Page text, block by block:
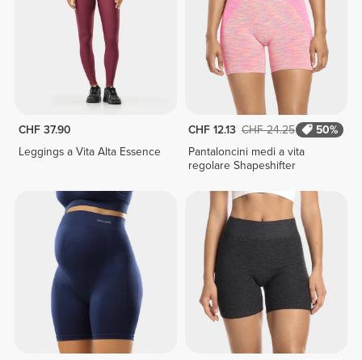
CHF 37.90
Leggings a Vita Alta Essence
CHF 12.13 CHF 24.25
50%
Pantaloncini medi a vita
regolare Shapeshifter